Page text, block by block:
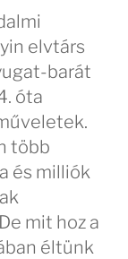
elvtárs
barát
óta
több
és milliók
mit hoz a
éltünk